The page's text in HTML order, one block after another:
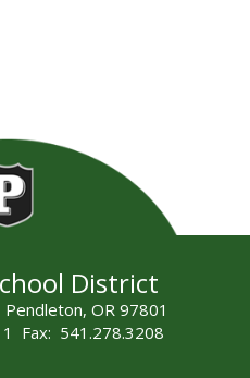
District
OR 97801
Fax: 541.278.3208